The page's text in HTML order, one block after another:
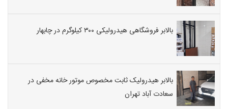
بالابر فروشگاهی هیدرولیکی ۳۰۰ کیلوگرم در چابهار
بالابر هیدرولیک ثابت مخصوص موتور خانه مخفی در
سعادت آباد تهران